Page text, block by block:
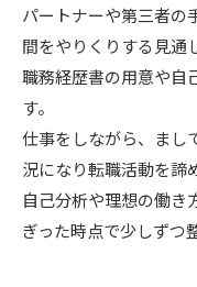
パートナーや第三者の
間をやりくりする見通
職務経歴書の用意や自
す。
仕事をしながら、まし
況になり転職活動を諦
自己分析や理想の働き
ぎった時点で少しずつ